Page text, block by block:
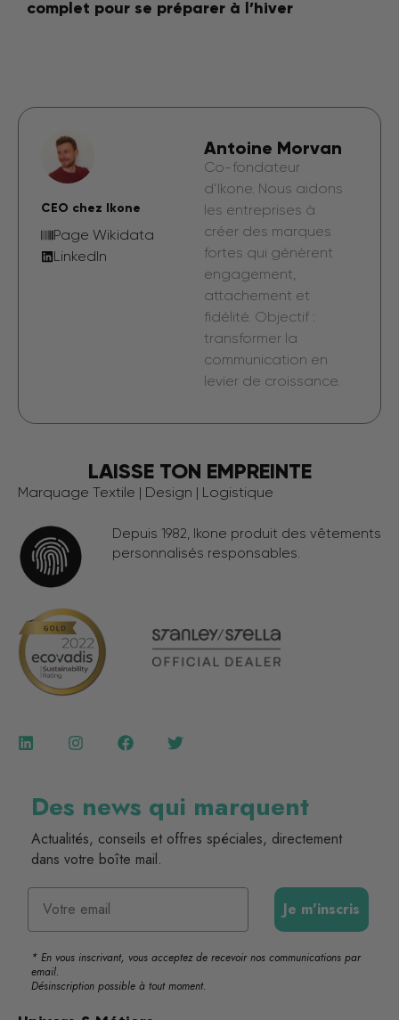
complet pour se préparer à l’hiver
CEO chez Ikone
Page Wikidata
LinkedIn
Antoine Morvan
Co-fondateur
d’Ikone. Nous aidons
les entreprises à
créer des marques
fortes qui génèrent
engagement,
attachement et
fidélité. Objectif :
transformer la
communication en
levier de croissance.
LAISSE TON EMPREINTE
Marquage Textile | Design | Logistique
Depuis 1982, Ikone produit des vêtements
personnalisés responsables.
Des news qui marquent
Actualités, conseils et offres spéciales, directement
dans votre boîte mail.
Je m'inscris
* En vous inscrivant, vous acceptez de recevoir nos communications par
email.
Désinscription possible à tout moment.